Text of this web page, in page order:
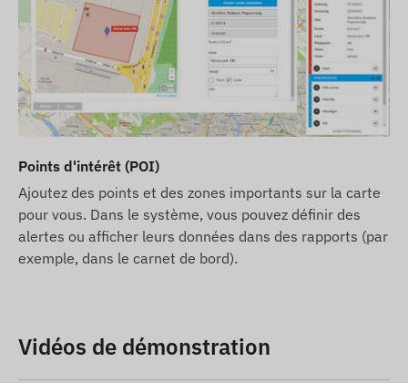
Points d'intérêt (POI)
Ajoutez des points et des zones importants sur la carte
pour vous. Dans le système, vous pouvez définir des
alertes ou afficher leurs données dans des rapports (par
exemple, dans le carnet de bord).
Vidéos de démonstration